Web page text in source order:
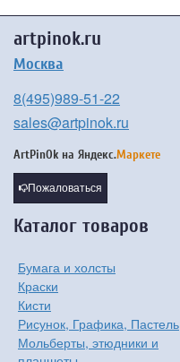
artpinok.ru
Москва
8(495)989-51-22
sales@artpinok.ru
ArtPinOk на Яндекс.Маркете
Пожаловаться
Каталог товаров
Бумага и холсты
Краски
Кисти
Рисунок, Графика, Пастель
Мольберты, этюдники и